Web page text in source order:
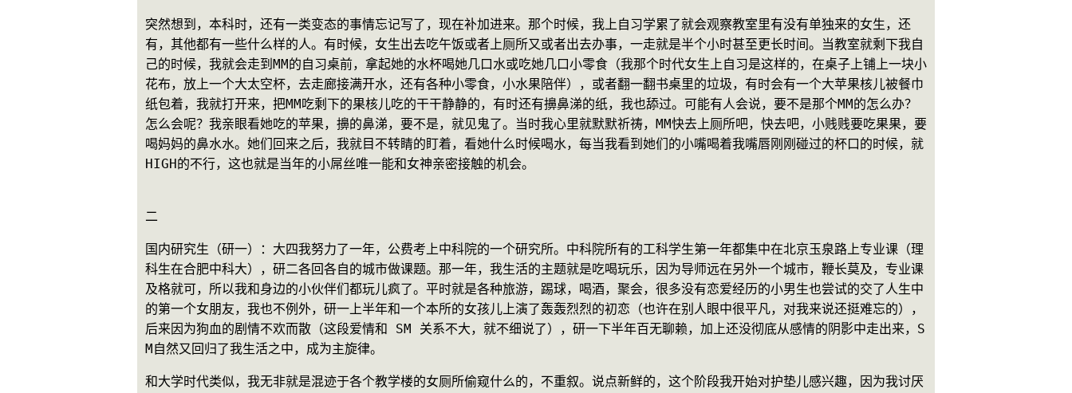
突然想到，本科时，还有一类变态的事情忘记写了，现在补加进来。那个时候，我上自习学累了就会观察教室里有没有单独来的女生，还
有，其他都有一些什么样的人。有时候，女生出去吃午饭或者上厕所又或者出去办事，一走就是半个小时甚至更长时间。当教室就剩下我自
己的时候，我就会走到MM的自习桌前，拿起她的水杯喝她几口水或吃她几口小零食（我那个时代女生上自习是这样的，在桌子上铺上一块小
花布，放上一个大太空杯，去走廊接满开水，还有各种小零食，小水果陪伴），或者翻一翻书桌里的垃圾，有时会有一个大苹果核儿被餐巾
纸包着，我就打开来，把MM吃剩下的果核儿吃的干干静静的，有时还有擤鼻涕的纸，我也舔过。可能有人会说，要不是那个MM的怎么办？
怎么会呢？我亲眼看她吃的苹果，擤的鼻涕，要不是，就见鬼了。当时我心里就默默祈祷，MM快去上厕所吧，快去吧，小贱贱要吃果果，要
喝妈妈的鼻水水。她们回来之后，我就目不转睛的盯着，看她什么时候喝水，每当我看到她们的小嘴喝着我嘴唇刚刚碰过的杯口的时候，就
HIGH的不行，这也就是当年的小屌丝唯一能和女神亲密接触的机会。
二
国内研究生（研一）：大四我努力了一年，公费考上中科院的一个研究所。中科院所有的工科学生第一年都集中在北京玉泉路上专业课（理
科生在合肥中科大），研二各回各自的城市做课题。那一年，我生活的主题就是吃喝玩乐，因为导师远在另外一个城市，鞭长莫及，专业课
及格就可，所以我和身边的小伙伴们都玩儿疯了。平时就是各种旅游，踢球，喝酒，聚会，很多没有恋爱经历的小男生也尝试的交了人生中
的第一个女朋友，我也不例外，研一上半年和一个本所的女孩儿上演了轰轰烈烈的初恋（也许在别人眼中很平凡，对我来说还挺难忘的），
后来因为狗血的剧情不欢而散（这段爱情和 SM 关系不大，就不细说了），研一下半年百无聊赖，加上还没彻底从感情的阴影中走出来，S
M自然又回归了我生活之中，成为主旋律。
和大学时代类似，我无非就是混迹于各个教学楼的女厕所偷窥什么的，不重叙。说点新鲜的，这个阶段我开始对护垫儿感兴趣，因为我讨厌